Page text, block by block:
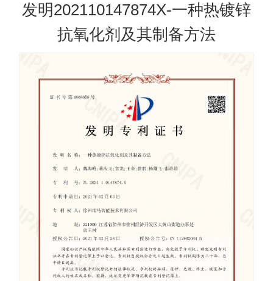
发明202110147874X-一种热镀锌
抗氧化剂及其制备方法